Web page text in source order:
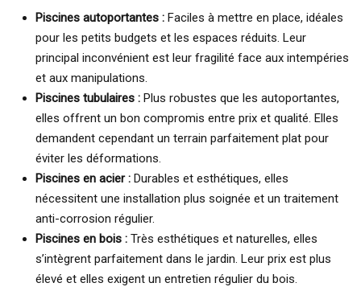
Piscines autoportantes : Faciles à mettre en place, idéales
pour les petits budgets et les espaces réduits. Leur
principal inconvénient est leur fragilité face aux intempéries
et aux manipulations.
Piscines tubulaires : Plus robustes que les autoportantes,
elles offrent un bon compromis entre prix et qualité. Elles
demandent cependant un terrain parfaitement plat pour
éviter les déformations.
Piscines en acier : Durables et esthétiques, elles
nécessitent une installation plus soignée et un traitement
anti-corrosion régulier.
Piscines en bois : Très esthétiques et naturelles, elles
s’intègrent parfaitement dans le jardin. Leur prix est plus
élevé et elles exigent un entretien régulier du bois.